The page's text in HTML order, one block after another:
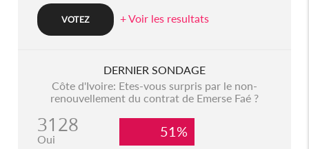
+ Voir les resultats
DERNIER SONDAGE
Côte d'Ivoire: Etes-vous surpris par le non-
renouvellement du contrat de Emerse Faé ?
3128
Oui 51%